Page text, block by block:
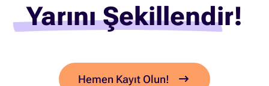
Yarını Şekillendir!
Hemen Kayıt Olun!